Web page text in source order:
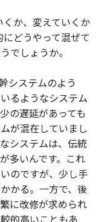
か、変えていくか
どうやって混ぜて
でしょうか。
システムのよう
るようなシステム
の遅延があっても
が混在していまし
システムは、伝統
多いんです。これ
のですが、少し手
かる。一方で、後
に改修が求められ
的高いこともあ